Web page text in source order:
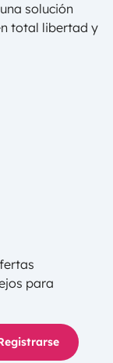
solución
total libertad y
para